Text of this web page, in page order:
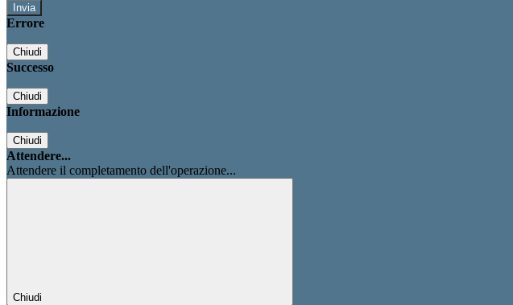
Errore
Chiudi
Successo
Chiudi
Informazione
Chiudi
Attendere...
Attendere il completamento dell'operazione...
Chiudi